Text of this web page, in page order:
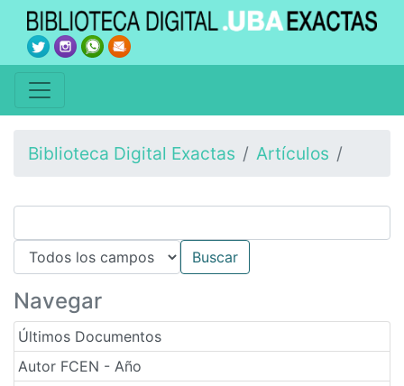
Biblioteca Digital Exactas Artículos
Navegar
Últimos Documentos
Autor FCEN - Año